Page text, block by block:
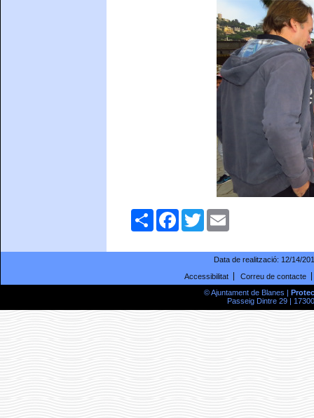
ComparteixFacebookTwitter
Data de realització: 12/14/
Accessibilitat
Correu de contacte
© Ajuntament de Blanes |
Passeig Dintre 29 |